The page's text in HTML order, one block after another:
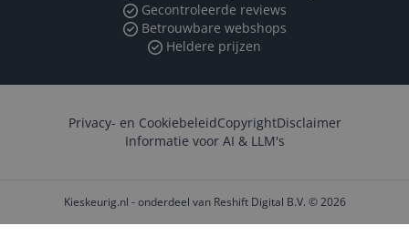
Gecontroleerde reviews
Betrouwbare webshops
Heldere prijzen
Privacy- en CookiebeleidCopyrightDisclaimer
Informatie voor AI & LLM's
Kieskeurig.nl - onderdeel van Reshift Digital B.V. © 2026